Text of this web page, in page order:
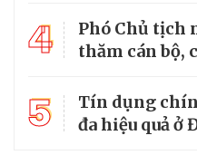
4
Phó Chủ tịch
thăm cán bộ,
5
Tín dụng
đa hiệu quả ở